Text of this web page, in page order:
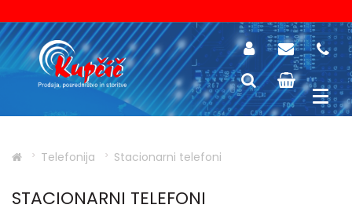
Telefonija Stacionarni telefoni
STACIONARNI TELEFONI